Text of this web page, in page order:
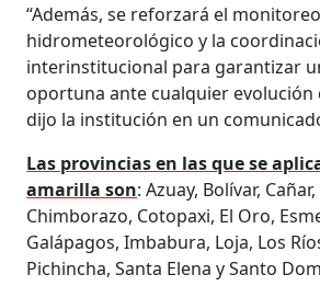
“Además, se reforzará el monitoreo
hidrometeorológico y la
interinstitucional para garantizar
oportuna ante cualquier evolución
dijo la institución en un
Las provincias en las que se
amarilla son: Azuay, Bolívar,
Chimborazo, Cotopaxi, El Oro,
Galápagos, Imbabura, Loja, Los
Pichincha, Santa Elena y Santo